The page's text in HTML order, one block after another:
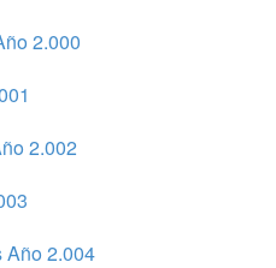
2.000
2.002
Año 2.004